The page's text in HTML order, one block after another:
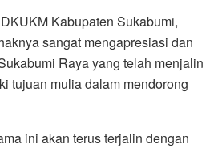
Kabupaten Sukabumi,
sangat mengapresiasi dan
Raya yang telah menjalin
tujuan mulia dalam mendorong
ini akan terus terjalin dengan